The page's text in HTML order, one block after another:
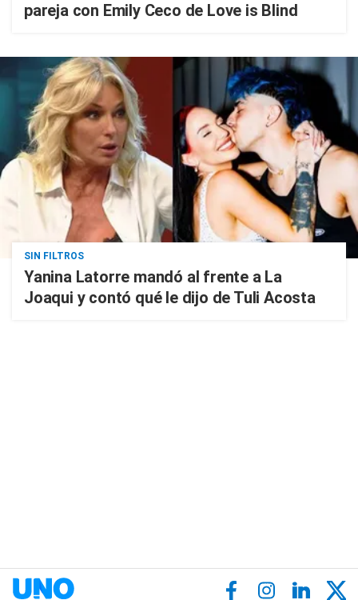
pareja con Emily Ceco de Love is Blind
SIN FILTROS
Yanina Latorre mandó al frente a La
Joaqui y contó qué le dijo de Tuli Acosta